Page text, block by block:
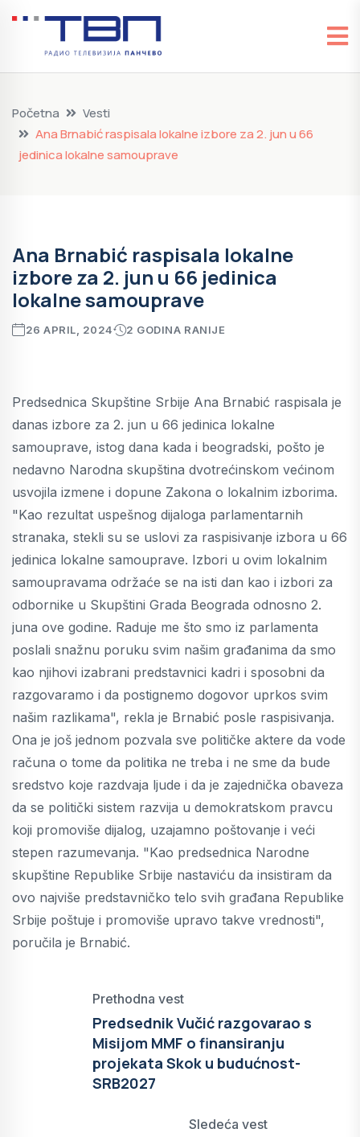
Početna
Vesti
Ana Brnabić raspisala lokalne izbore za 2. jun u 66
jedinica lokalne samouprave
Ana Brnabić raspisala lokalne
izbore za 2. jun u 66 jedinica
lokalne samouprave
26 APRIL, 2024 2 GODINA RANIJE
Predsednica Skupštine Srbije Ana Brnabić raspisala je
danas izbore za 2. jun u 66 jedinica lokalne
samouprave, istog dana kada i beogradski, pošto je
nedavno Narodna skupština dvotrećinskom većinom
usvojila izmene i dopune Zakona o lokalnim izborima.
"Kao rezultat uspešnog dijaloga parlamentarnih
stranaka, stekli su se uslovi za raspisivanje izbora u 66
jedinica lokalne samouprave. Izbori u ovim lokalnim
samoupravama održaće se na isti dan kao i izbori za
odbornike u Skupštini Grada Beograda odnosno 2.
juna ove godine. Raduje me što smo iz parlamenta
poslali snažnu poruku svim našim građanima da smo
kao njihovi izabrani predstavnici kadri i sposobni da
razgovaramo i da postignemo dogovor uprkos svim
našim razlikama", rekla je Brnabić posle raspisivanja.
Ona je još jednom pozvala sve političke aktere da vode
računa o tome da politika ne treba i ne sme da bude
sredstvo koje razdvaja ljude i da je zajednička obaveza
da se politički sistem razvija u demokratskom pravcu
koji promoviše dijalog, uzajamno poštovanje i veći
stepen razumevanja. "Kao predsednica Narodne
skupštine Republike Srbije nastaviću da insistiram da
ovo najviše predstavničko telo svih građana Republike
Srbije poštuje i promoviše upravo takve vrednosti",
poručila je Brnabić.
Prethodna vest
Predsednik Vučić razgovarao s
Misijom MMF o finansiranju
projekata Skok u budućnost-
SRB2027
Sledeća vest